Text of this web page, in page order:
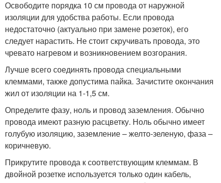
Освободите порядка 10 см провода от наружной
изоляции для удобства работы. Если провода
недостаточно (актуально при замене розеток), его
следует нарастить. Не стоит скручивать провода, это
чревато нагревом и возникновением возгорания.
Лучше всего соединять провода специальными
клеммами, также допустима пайка. Зачистите окончания
жил от изоляции на 1-1,5 см.
Определите фазу, ноль и провод заземления. Обычно
провода имеют разную расцветку. Ноль обычно имеет
голубую изоляцию, заземление – желто-зеленую, фаза –
коричневую.
Прикрутите провода к соответствующим клеммам. В
двойной розетке используется только один кабель,